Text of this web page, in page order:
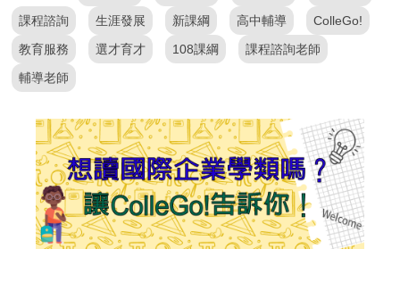
課程諮詢
生涯發展 新課綱 高中輔導
ColleGo!
教育服務
選才育才 108課綱
課程諮詢老師
輔導老師